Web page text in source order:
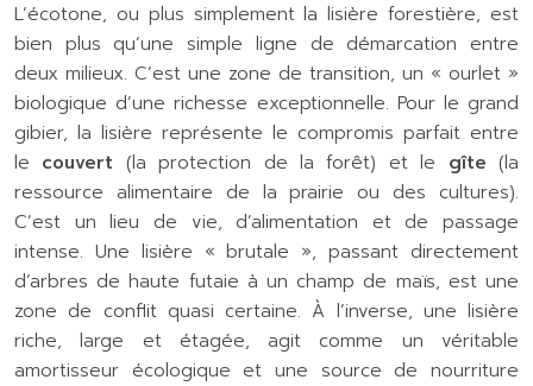
L’écotone, ou plus simplement la lisière forestière, est
bien plus qu’une simple ligne de démarcation entre
deux milieux. C’est une zone de transition, un « ourlet »
biologique d’une richesse exceptionnelle. Pour le grand
gibier, la lisière représente le compromis parfait entre
le couvert (la protection de la forêt) et le gîte (la
ressource alimentaire de la prairie ou des cultures).
C’est un lieu de vie, d’alimentation et de passage
intense. Une lisière « brutale », passant directement
d’arbres de haute futaie à un champ de maïs, est une
zone de conflit quasi certaine. À l’inverse, une lisière
riche, large et étagée, agit comme un véritable
amortisseur écologique et une source de nourriture